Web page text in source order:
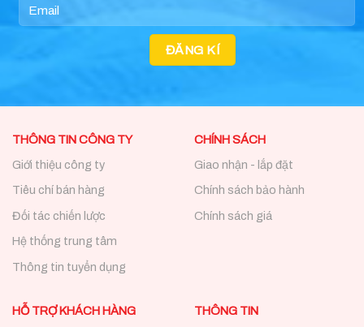
THÔNG TIN CÔNG TY
Giới thiệu công ty
Tiêu chí bán hàng
Đối tác chiến lược
Hệ thống trung tâm
Thông tin tuyển dụng
CHÍNH SÁCH
Giao nhận - lắp đặt
Chính sách bảo hành
Chính sách giá
HỖ TRỢ KHÁCH HÀNG
THÔNG TIN